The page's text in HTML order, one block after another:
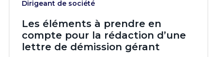
Dirigeant de société
Les éléments à prendre en
compte pour la rédaction d’une
lettre de démission gérant